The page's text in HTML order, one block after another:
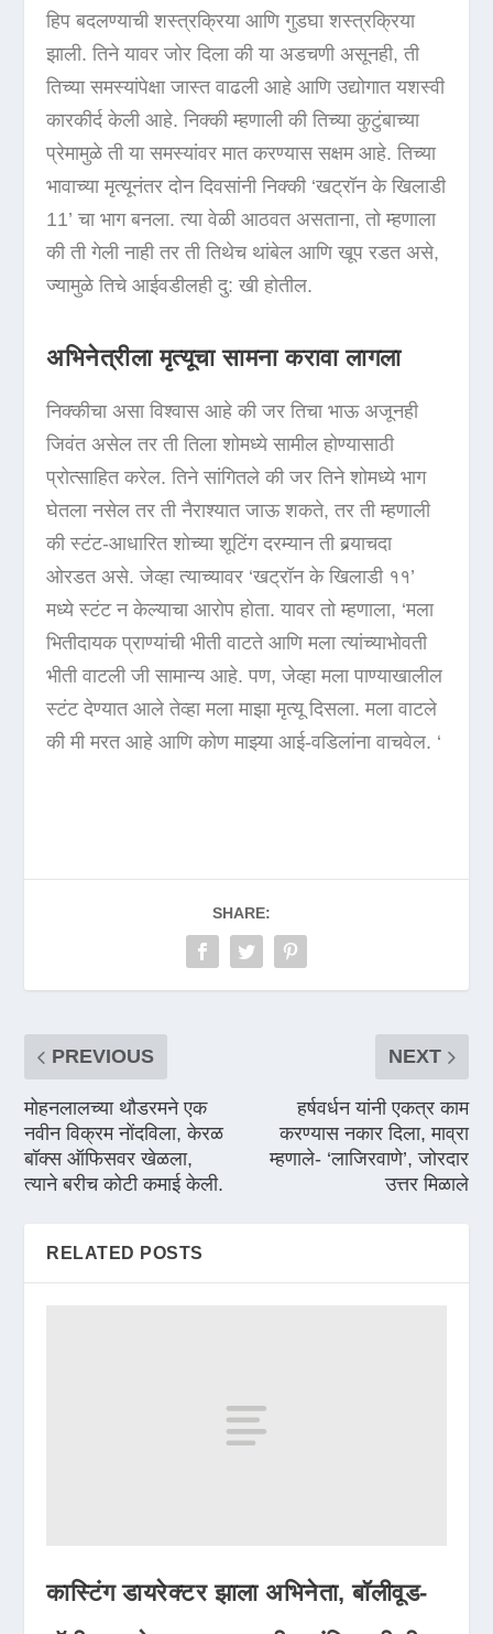
हिप बदलण्याची शस्त्रक्रिया आणि गुडघा शस्त्रक्रिया
झाली. तिने यावर जोर दिला की या अडचणी असूनही, ती
तिच्या समस्यांपेक्षा जास्त वाढली आहे आणि उद्योगात यशस्वी
कारकीर्द केली आहे. निक्की म्हणाली की तिच्या कुटुंबाच्या
प्रेमामुळे ती या समस्यांवर मात करण्यास सक्षम आहे. तिच्या
भावाच्या मृत्यूनंतर दोन दिवसांनी निक्की ‘खट्रॉन के खिलाडी
11’ चा भाग बनला. त्या वेळी आठवत असताना, तो म्हणाला
की ती गेली नाही तर ती तिथेच थांबेल आणि खूप रडत असे,
ज्यामुळे तिचे आईवडीलही दु: खी होतील.
अभिनेत्रीला मृत्यूचा सामना करावा लागला
निक्कीचा असा विश्वास आहे की जर तिचा भाऊ अजूनही
जिवंत असेल तर ती तिला शोमध्ये सामील होण्यासाठी
प्रोत्साहित करेल. तिने सांगितले की जर तिने शोमध्ये भाग
घेतला नसेल तर ती नैराश्यात जाऊ शकते, तर ती म्हणाली
की स्टंट-आधारित शोच्या शूटिंग दरम्यान ती बर्‍याचदा
ओरडत असे. जेव्हा त्याच्यावर ‘खट्रॉन के खिलाडी ११’
मध्ये स्टंट न केल्याचा आरोप होता. यावर तो म्हणाला, ‘मला
भितीदायक प्राण्यांची भीती वाटते आणि मला त्यांच्याभोवती
भीती वाटली जी सामान्य आहे. पण, जेव्हा मला पाण्याखालील
स्टंट देण्यात आले तेव्हा मला माझा मृत्यू दिसला. मला वाटले
की मी मरत आहे आणि कोण माझ्या आई-वडिलांना वाचवेल. ‘
SHARE:
PREVIOUS
मोहनलालच्या थौडरमने एक
नवीन विक्रम नोंदविला, केरळ
बॉक्स ऑफिसवर खेळला,
त्याने बरीच कोटी कमाई केली.
NEXT
हर्षवर्धन यांनी एकत्र काम
करण्यास नकार दिला, माव्रा
म्हणाले- ‘लाजिरवाणे’, जोरदार
उत्तर मिळाले
RELATED POSTS
कास्टिंग डायरेक्टर झाला अभिनेता, बॉलीवूड-